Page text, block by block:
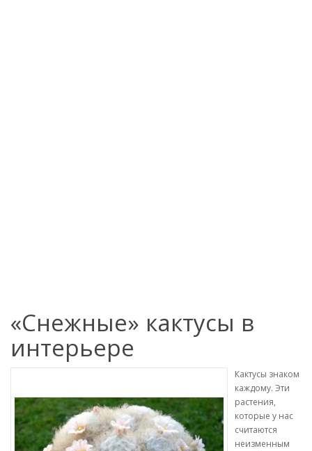
«Cнежные» кактусы в
интерьере
Кактусы знаком
каждому. Эти
растения,
которые у нас
считаются
неизменным